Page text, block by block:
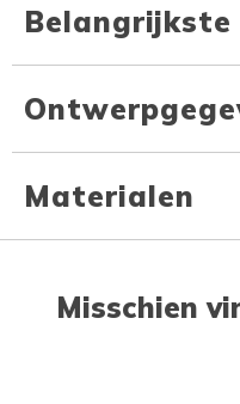
Belangrijkste
Materialen
Misschien